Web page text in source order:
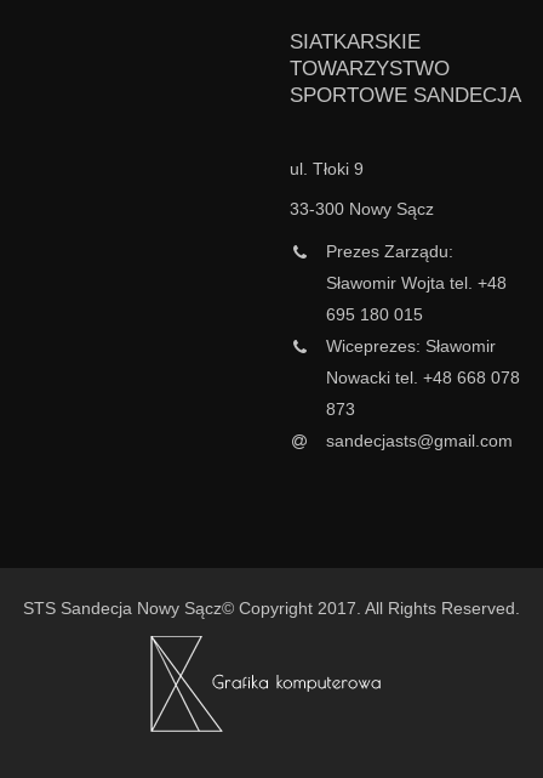
SIATKARSKIE
TOWARZYSTWO
SPORTOWE SANDECJA
ul. Tłoki 9
33-300 Nowy Sącz
Prezes Zarządu:
Sławomir Wojta tel. +48
695 180 015
Wiceprezes: Sławomir
Nowacki tel. +48 668 078
873
sandecjasts@gmail.com
STS Sandecja Nowy Sącz© Copyright 2017. All Rights Reserved.